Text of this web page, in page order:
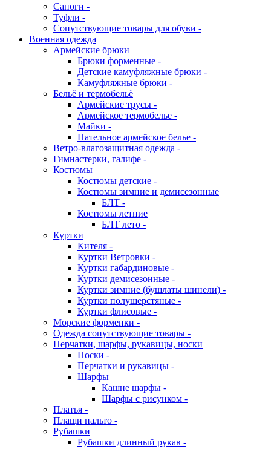
Сапоги -
Туфли -
Сопутствующие товары для обуви -
Военная одежда
Армейские брюки
Брюки форменные -
Детские камуфляжные брюки -
Камуфляжные брюки -
Бельё и термобельё
Армейские трусы -
Армейское термобелье -
Майки -
Нательное армейское белье -
Ветро-влагозащитная одежда -
Гимнастерки, галифе -
Костюмы
Костюмы детские -
Костюмы зимние и демисезонные
БЛТ -
Костюмы летние
БЛТ лето -
Куртки
Кителя -
Куртки Ветровки -
Куртки габардиновые -
Куртки демисезонные -
Куртки зимние (бушлаты шинели) -
Куртки полушерстяные -
Куртки флисовые -
Морские форменки -
Одежда сопутствующие товары -
Перчатки, шарфы, рукавицы, носки
Носки -
Перчатки и рукавицы -
Шарфы
Кашне шарфы -
Шарфы с рисунком -
Платья -
Плащи пальто -
Рубашки
Рубашки длинный рукав -